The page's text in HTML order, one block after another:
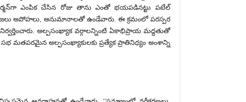
ఎంపిక చేసిన రోజు తాను ఎంతో భయపడినట్టు పటేల్‌
అపోహలు, అనుమానాలతో ఉండేవారు. ఈ క్రమంలో పరస్పర
అల్పసంఖ్యాక వర్గాలన్నింటి ఏకాభిప్రాయ మద్దతుతో
మతపరమైన అల్పసంఖ్యాకులకు ప్రత్యేక ప్రాతినిధ్యం అంశాన్ని